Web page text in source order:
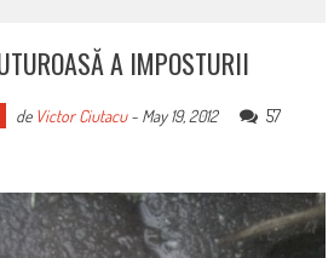
A IMPOSTURII
de Victor Ciutacu- May 19, 2012
57